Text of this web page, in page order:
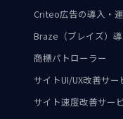
Criteo広告の導入・
Braze（ブレイズ）
商標パトローラー
サイトUI/UX改善サー
サイト速度改善サー